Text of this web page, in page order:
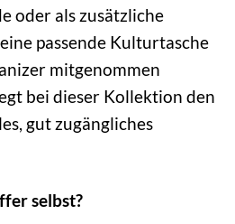
oder als zusätzliche
passende Kulturtasche
mitgenommen
bei dieser Kollektion den
gut zugängliches
selbst?